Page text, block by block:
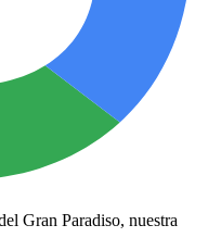
Gran Paradiso, nuestra